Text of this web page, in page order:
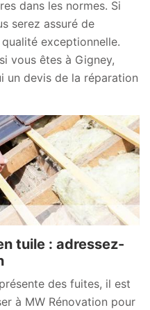
dans les normes. Si
serez assuré de
exceptionnelle.
vous êtes à Gigney,
un devis de la réparation
tuile : adressez-
des fuites, il est
à MW Rénovation pour